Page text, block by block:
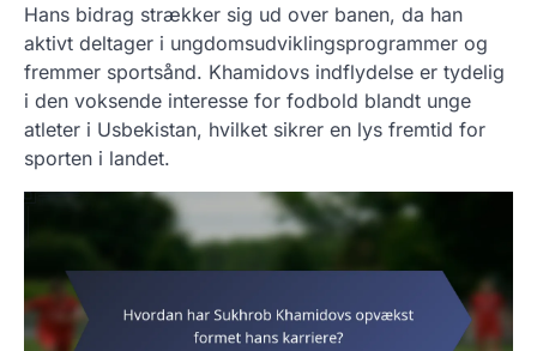
Hans bidrag strækker sig ud over banen, da han
aktivt deltager i ungdomsudviklingsprogrammer og
fremmer sportsånd. Khamidovs indflydelse er tydelig
i den voksende interesse for fodbold blandt unge
atleter i Usbekistan, hvilket sikrer en lys fremtid for
sporten i landet.